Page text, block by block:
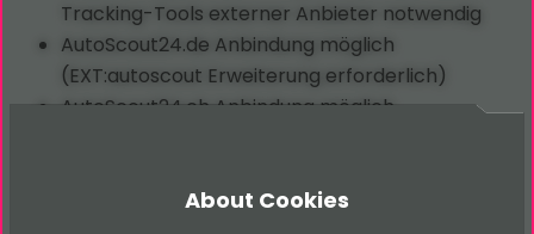
Tracking-Tools externer Anbieter notwendig
AutoScout24.de Anbindung möglich
(EXT:autoscout Erweiterung erforderlich)
AutoScout24.ch Anbindung möglich
Erweiterung erforderlich)
About Cookies